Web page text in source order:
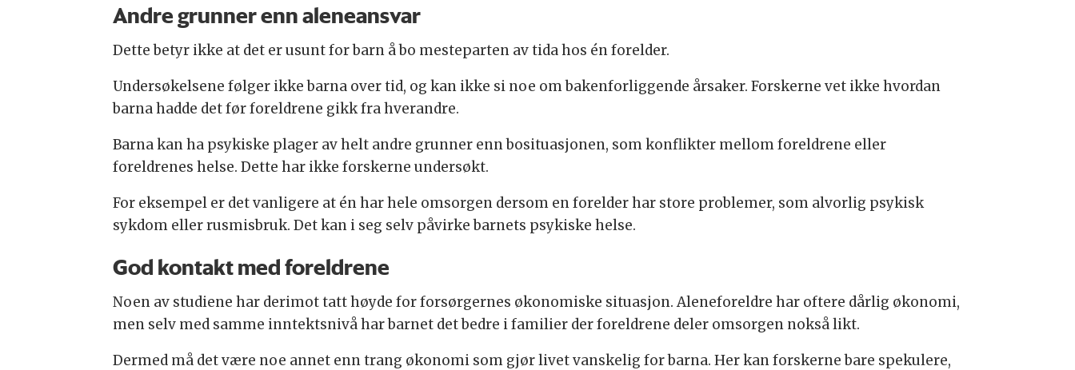
Andre grunner enn aleneansvar
Dette betyr ikke at det er usunt for barn å bo mesteparten av tida hos én forelder.
Undersøkelsene følger ikke barna over tid, og kan ikke si noe om bakenforliggende årsaker. Forskerne vet ikke hvordan
barna hadde det før foreldrene gikk fra hverandre.
Barna kan ha psykiske plager av helt andre grunner enn bosituasjonen, som konflikter mellom foreldrene eller
foreldrenes helse. Dette har ikke forskerne undersøkt.
For eksempel er det vanligere at én har hele omsorgen dersom en forelder har store problemer, som alvorlig psykisk
sykdom eller rusmisbruk. Det kan i seg selv påvirke barnets psykiske helse.
God kontakt med foreldrene
Noen av studiene har derimot tatt høyde for forsørgernes økonomiske situasjon. Aleneforeldre har oftere dårlig økonomi,
men selv med samme inntektsnivå har barnet det bedre i familier der foreldrene deler omsorgen nokså likt.
Dermed må det være noe annet enn trang økonomi som gjør livet vanskelig for barna. Her kan forskerne bare spekulere,